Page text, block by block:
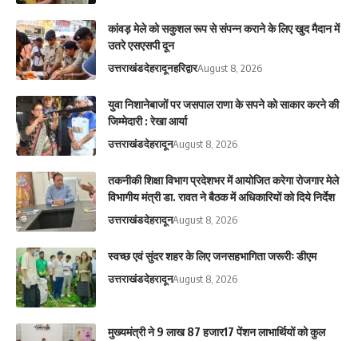
कांवड़ मेले को सकुशल रूप से संपन्न कराने के लिए खुद मैदान में
उतरे एसएसपी दून
उत्तराखंडदेहरादूनहरिद्वारAugust 8, 2026
युवा निशानेबाजों पर जसपाल राणा के सपने को साकार करने की
जिम्मेदारी : रेखा आर्या
उत्तराखंडदेहरादूनAugust 8, 2026
तकनीकी शिक्षा विभाग प्रदेशभर में आयोजित करेगा रोजगार मेले
विभागीय मंत्री डा. रावत ने बैठक में अधिकारियों को दिये निर्देश
उत्तराखंडदेहरादूनAugust 8, 2026
स्वच्छ एवं सुंदर शहर के लिए जनसहभागिता जरूरीः डीएम
उत्तराखंडदेहरादूनAugust 8, 2026
मुख्यमंत्री ने 9 लाख 87 हजार17 पेंशन लाभार्थियों को कुल